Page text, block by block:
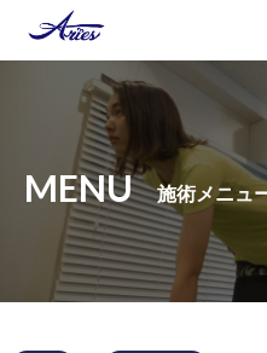
MENU 施術メニュ